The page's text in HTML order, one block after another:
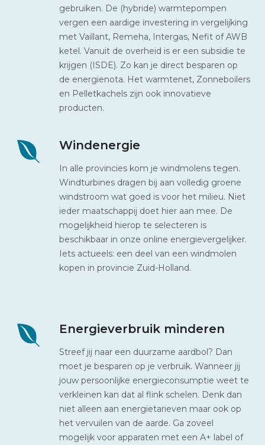
gebruiken. De (hybride) warmtepompen
vergen een aardige investering in vergelijking
met Vaillant, Remeha, Intergas, Nefit of AWB
ketel. Vanuit de overheid is er een subsidie te
krijgen (ISDE). Zo kan je direct besparen op
de energienota. Het warmtenet, Zonneboilers
en Pelletkachels zijn ook innovatieve
producten.
Windenergie
In alle provincies kom je windmolens tegen.
Windturbines dragen bij aan volledig groene
windstroom wat goed is voor het milieu. Niet
ieder maatschappij doet hier aan mee. De
mogelijkheid hierop te selecteren is
beschikbaar in onze online energievergelijker.
Iets actueels: een deel van een windmolen
kopen in provincie Zuid-Holland.
Energieverbruik minderen
Streef jij naar een duurzame aardbol? Dan
moet je besparen op je verbruik. Wanneer jij
jouw persoonlijke energieconsumptie weet te
verkleinen kan dat al flink schelen. Denk dan
niet alleen aan energietarieven maar ook op
het vervuilen van de aarde. Ga zoveel
mogelijk voor apparaten met een A+ label of